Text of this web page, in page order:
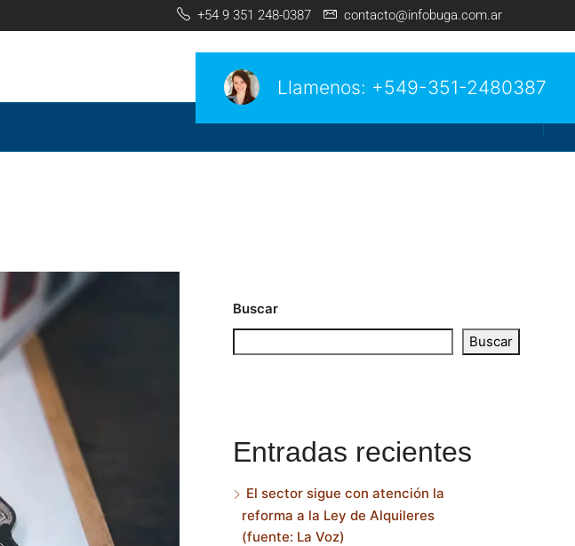
+54 9 351 248-0387 contacto@infobuga.com.ar
Llamenos: +549-351-2480387
Buscar
Buscar
Entradas recientes
El sector sigue con atención la
reforma a la Ley de Alquileres
(fuente: La Voz)